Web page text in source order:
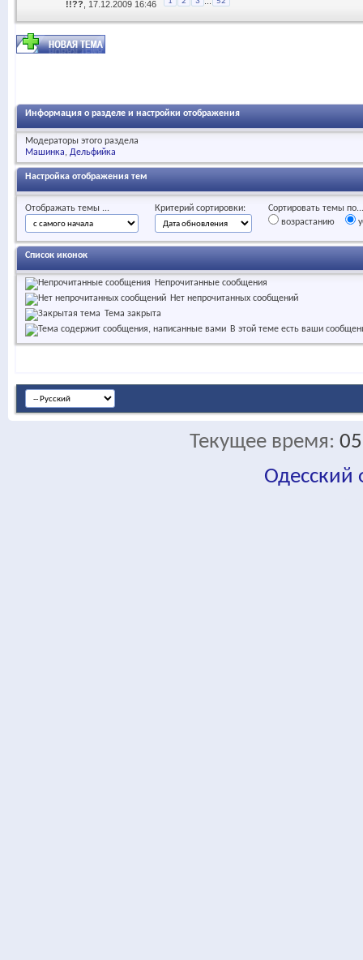
!!?? , 17.12.2009 16:46
Информация о разделе и настройки отображения
Модераторы этого раздела
Машинка Дельфийка
Настройка отображения тем
Отображать темы ... Критерий сортировки:
Сортировать темы по...
возрастанию
Список иконок
Непрочитанные сообщения
Нет непрочитанных сообщений
Тема закрыта
В этой теме есть ваши
Текущее время:
Одесский